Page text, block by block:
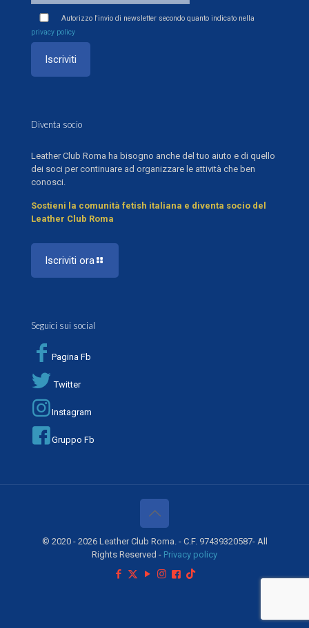
Autorizzo l'invio di newsletter secondo quanto indicato nella
privacy policy
Diventa socio
Leather Club Roma ha bisogno anche del tuo aiuto e di quello
dei soci per continuare ad organizzare le attività che ben
conosci.
Sostieni la comunità fetish italiana e diventa socio del
Leather Club Roma
Iscriviti ora
Seguici sui social
Pagina Fb
Twitter
Instagram
Gruppo Fb
© 2020 - 2026 Leather Club Roma. - C.F. 97439320587- All
Rights Reserved - Privacy policy